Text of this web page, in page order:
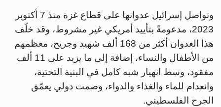
وتواصل إسرائيل عدوانها على قطاع غزة منذ 7 أكتوبر
2023، مدعومةً بتأييد أمريكي غير مشروط، وقد خلّف
هذا العدوان أكثر من 168 ألف شهيد وجريح، معظمهم
من الأطفال والنساء، إضافة إلى ما يزيد على 11 ألف
مفقود، وسط انهيار شبه كامل في البنية التحتية،
وانعدام للماء والغذاء والدواء، وصمت دولي يعمّق
الجرح الفلسطيني.